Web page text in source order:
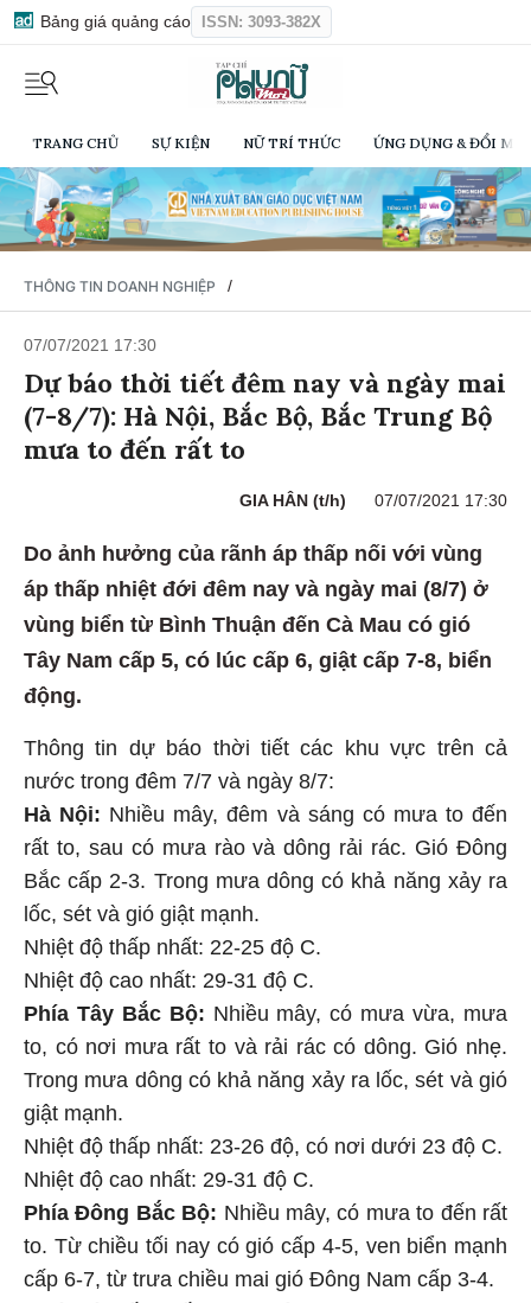
Bảng giá quảng cáo ISSN: 3093-382X
TRANG CHỦ SỰ KIỆN NỮ TRÍ THỨC ỨNG DỤNG & ĐỔI
THÔNG TIN DOANH NGHIỆP /
07/07/2021 17:30
Dự báo thời tiết đêm nay và ngày mai
(7-8/7): Hà Nội, Bắc Bộ, Bắc Trung Bộ
mưa to đến rất to
GIA HÂN (t/h) 07/07/2021 17:30
Do ảnh hưởng của rãnh áp thấp nối với vùng
áp thấp nhiệt đới đêm nay và ngày mai (8/7) ở
vùng biển từ Bình Thuận đến Cà Mau có gió
Tây Nam cấp 5, có lúc cấp 6, giật cấp 7-8, biển
động.
Thông tin dự báo thời tiết các khu vực trên cả
nước trong đêm 7/7 và ngày 8/7:
Hà Nội: Nhiều mây, đêm và sáng có mưa to đến
rất to, sau có mưa rào và dông rải rác. Gió Đông
Bắc cấp 2-3. Trong mưa dông có khả năng xảy ra
lốc, sét và gió giật mạnh.
Nhiệt độ thấp nhất: 22-25 độ C.
Nhiệt độ cao nhất: 29-31 độ C.
Phía Tây Bắc Bộ: Nhiều mây, có mưa vừa, mưa
to, có nơi mưa rất to và rải rác có dông. Gió nhẹ.
Trong mưa dông có khả năng xảy ra lốc, sét và gió
giật mạnh.
Nhiệt độ thấp nhất: 23-26 độ, có nơi dưới 23 độ C.
Nhiệt độ cao nhất: 29-31 độ C.
Phía Đông Bắc Bộ: Nhiều mây, có mưa to đến rất
to. Từ chiều tối nay có gió cấp 4-5, ven biển mạnh
cấp 6-7, từ trưa chiều mai gió Đông Nam cấp 3-4.